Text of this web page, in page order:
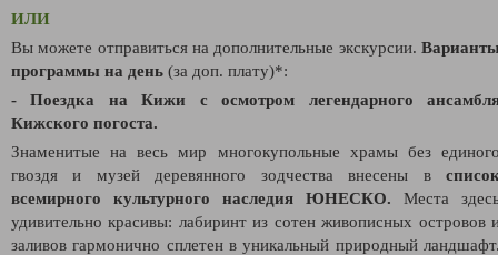
ИЛИ
Вы можете отправиться на дополнительные экскурсии.
программы на день (за доп. плату)*:
- Поездка на Кижи с осмотром легендарного
Кижского погоста.
Знаменитые на весь мир многокупольные храмы без
гвоздя и музей деревянного зодчества внесены в
всемирного культурного наследия ЮНЕСКО. Места
удивительно красивы: лабиринт из сотен живописных островов
заливов гармонично сплетен в уникальный природный